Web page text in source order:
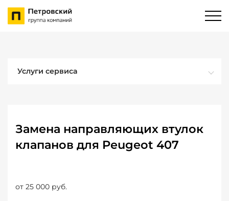
Услуги сервиса
Замена направляющих втулок
клапанов для Peugeot 407
от 25 000 руб.